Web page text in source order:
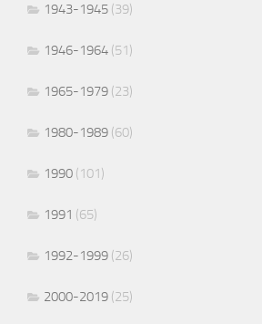
1943-1945 (39)
1946-1964 (51)
1965-1979 (23)
1980-1989 (60)
1990 (101)
1991 (65)
1992-1999 (26)
2000-2019 (25)